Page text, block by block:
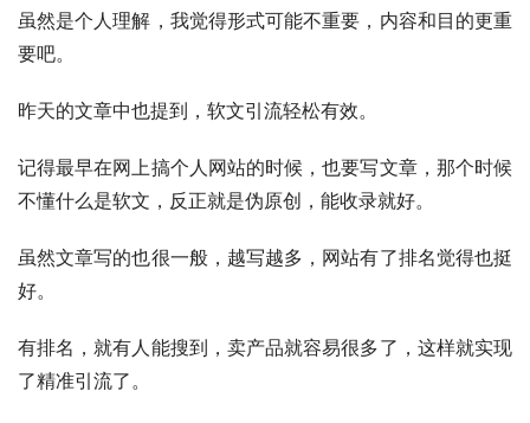
虽然是个人理解，我觉得形式可能不重要，内容和目的更重
要吧。
昨天的文章中也提到，软文引流轻松有效。
记得最早在网上搞个人网站的时候，也要写文章，那个时候
不懂什么是软文，反正就是伪原创，能收录就好。
虽然文章写的也很一般，越写越多，网站有了排名觉得也挺
好。
有排名，就有人能搜到，卖产品就容易很多了，这样就实现
了精准引流了。